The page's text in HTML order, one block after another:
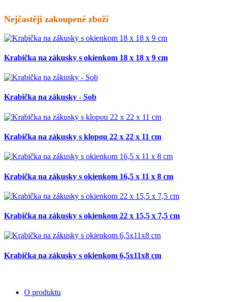
Nejčastěji zakoupené zboží
Krabička na zákusky s okienkom 18 x 18 x 9 cm
Krabička na zákusky - Sob
Krabička na zákusky s klopou 22 x 22 x 11 cm
Krabička na zákusky s okienkom 16,5 x 11 x 8 cm
Krabička na zákusky s okienkom 22 x 15,5 x 7,5 cm
Krabička na zákusky s okienkom 6,5x11x8 cm
O produktu